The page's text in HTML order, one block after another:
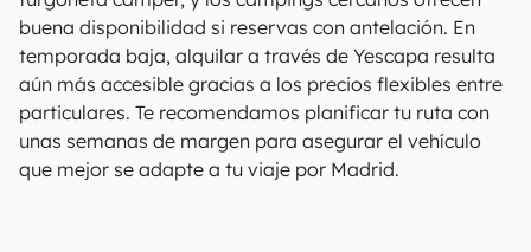
buena disponibilidad si reservas con antelación. En
temporada baja, alquilar a través de Yescapa resulta
aún más accesible gracias a los precios flexibles entre
particulares. Te recomendamos planificar tu ruta con
unas semanas de margen para asegurar el vehículo
que mejor se adapte a tu viaje por Madrid.